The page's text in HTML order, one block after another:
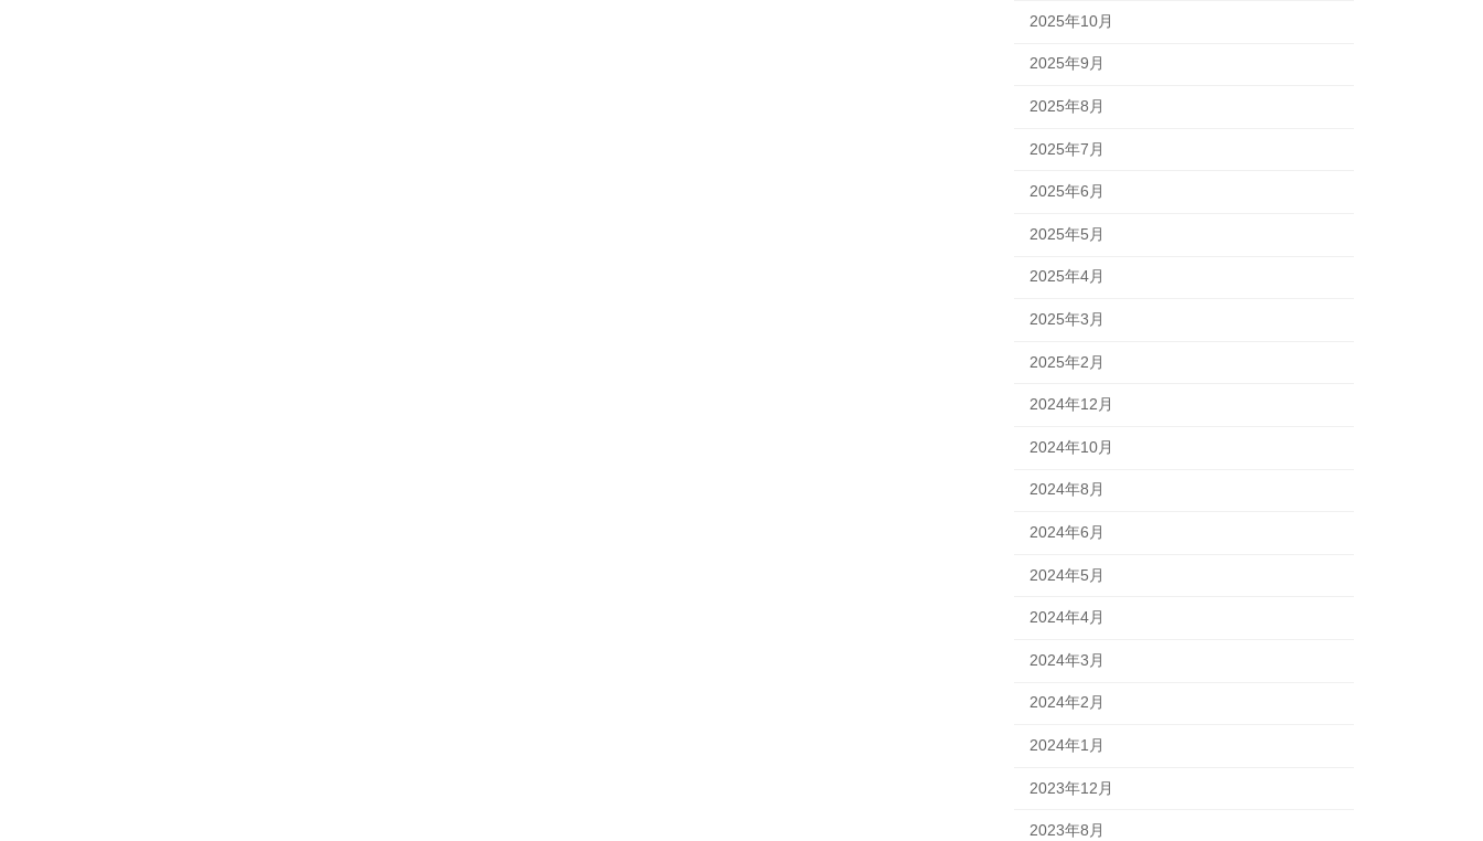
2025年10月
2025年9月
2025年8月
2025年7月
2025年6月
2025年5月
2025年4月
2025年3月
2025年2月
2024年12月
2024年10月
2024年8月
2024年6月
2024年5月
2024年4月
2024年3月
2024年2月
2024年1月
2023年12月
2023年8月